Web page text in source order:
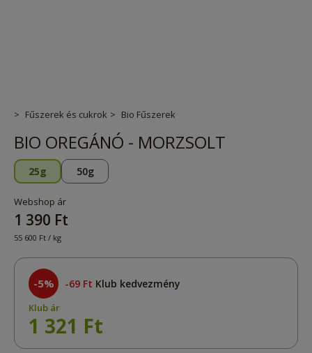
Fűszerek és cukrok Bio Fűszerek
BIO OREGÁNÓ - MORZSOLT
25g 50g
Webshop ár
1 390 Ft
55 600 Ft / kg
-5% 69 Ft Klub kedvezmény
Klub ár
1 321 Ft